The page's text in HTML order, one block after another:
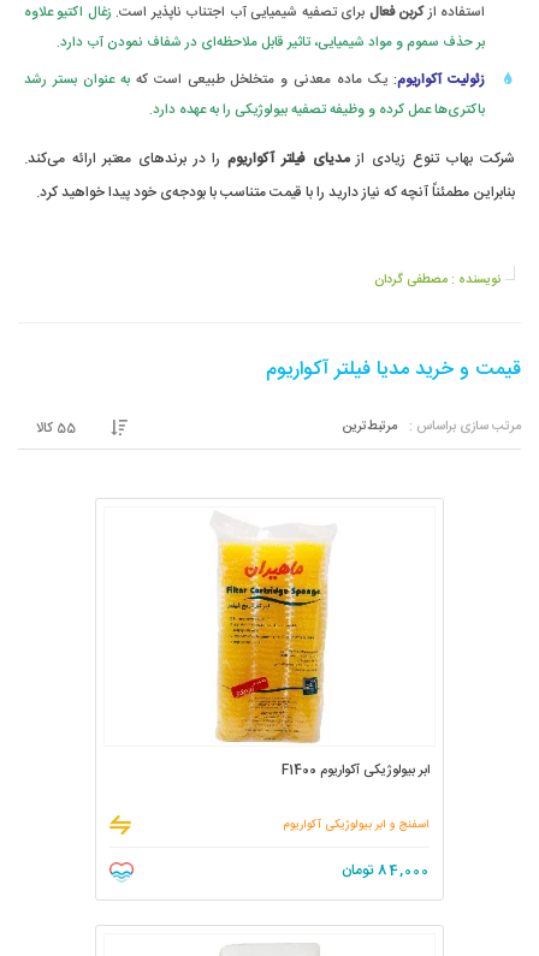
استفاده ازکربن فعال برای تصفیه شیمیایی آب اجتناب ناپذیر است. زغال اکتیو علاوه
بر حذف سموم و مواد شیمیایی، تاثیر قابل ملاحظه‌ای در شفاف نمودن آب دارد.
زئولیت آکواریوم:یک ماده معدنی و متخلخل طبیعی است کهبه عنوان بستر رشد
باکتری‌ها عمل کرده و وظیفه تصفیه بیولوژیکی را به عهده دارد.
شرکت بهاب تنوع زیادی ازمدیای فیلتر آکواریومرا در برندهای معتبر ارائه می‌کند.
بنابراین مطمئناً آنچه که نیاز دارید را با قیمت‌ متناسب با بودجه‌ی خود پیدا خواهید کرد.
نویسنده :مصطفی گردان
قیمت و خرید مدیا فیلتر آکواریوم
55 کالا مرتب سازی براساس : مرتبط‌ترین
ابر بیولوژیکی آکواریوم F1400
اسفنج و ابر بیولوژیکی آکواریوم
84,000تومان